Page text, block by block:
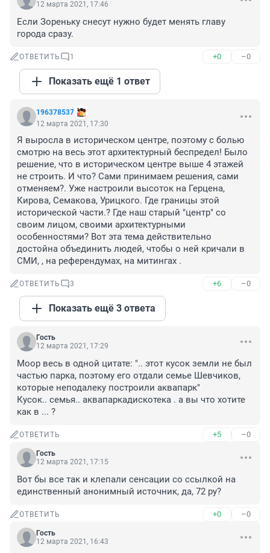
12 марта 2021, 17:46
Если Зореньку снесут нужно будет менять главу
города сразу.
ОТВЕТИТЬ 1 +0 –0
Показать ещё 1 ответ
196378537
12 марта 2021, 17:30
Я выросла в историческом центре, поэтому с болью
смотрю на весь этот архитектурный беспредел! Было
решение, что в историческом центре выше 4 этажей
не строить. И что? Сами принимаем решения, сами
отменяем?. Уже настроили высоток на Герцена,
Кирова, Семакова, Урицкого. Где границы этой
исторической части.? Где наш старый "центр" со
своим лицом, своими архитектурными
особенностями? Вот эта тема действительно
достойна объединить людей, чтобы о ней кричали в
СМИ, , на референдумах, на митингах .
ОТВЕТИТЬ 3 +6 –0
Показать ещё 3 ответа
Гость
12 марта 2021, 17:29
Моор весь в одной цитате: ".. этот кусок земли не был
частью парка, поэтому его отдали семье Шевчиков,
которые неподалеку построили аквапарк"
Кусок.. семья.. аквапаркадискотека . а вы что хотите
как в ... ?
ОТВЕТИТЬ +5 –0
Гость
12 марта 2021, 17:15
Вот бы все так и клепали сенсации со ссылкой на
единственный анонимный источник, да, 72 ру?
ОТВЕТИТЬ +0 –0
Гость
12 марта 2021, 16:43